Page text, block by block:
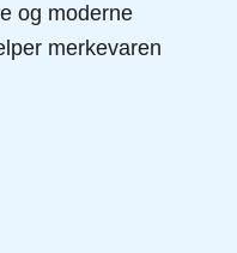
og moderne
merkevaren